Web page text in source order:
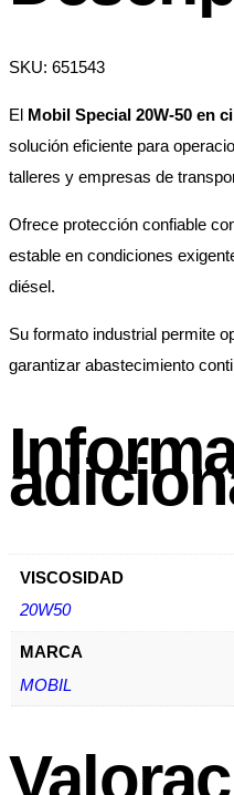
SKU: 651543
El Mobil Special 20W-50 en
solución eficiente para
talleres y empresas de
Ofrece protección confiable
estable en condiciones
diésel.
Su formato industrial permite
garantizar abastecimiento
VISCOSIDAD
20W50
MARCA
MOBIL